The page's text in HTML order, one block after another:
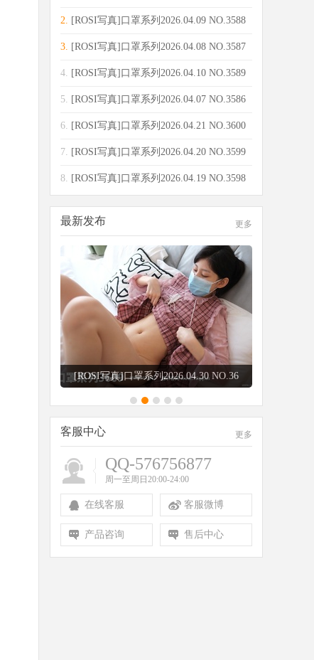
[14
2. [ROSI写真]口罩系列2026.04.09 NO.3588
[92
3. [ROSI写真]口罩系列2026.04.08 NO.3587
[10
4. [ROSI写真]口罩系列2026.04.10 NO.3589
[13
5. [ROSI写真]口罩系列2026.04.07 NO.3586
[90
6. [ROSI写真]口罩系列2026.04.21 NO.3600
[65
7. [ROSI写真]口罩系列2026.04.20 NO.3599
[86
8. [ROSI写真]口罩系列2026.04.19 NO.3598
更多
最新发布
[ROSI写真]口罩系列2026.04.29 NO.36
更多
客服中心
QQ-576756877
周一至周日20:00-24:00
在线客服 客服微博
产品咨询 售后中心